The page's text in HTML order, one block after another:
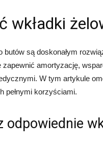
wkładki
butów są doskonałym
zapewnić amortyzację,
W tym artykule
pełnymi korzyściami.
odpowiednie